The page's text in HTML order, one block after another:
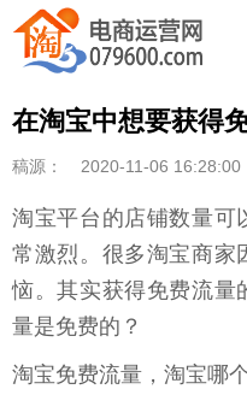
在淘宝中想要获得
稿源： 2020-11-06 16:28:00
淘宝平台的店铺数量可
常激烈。很多淘宝商家
恼。其实获得免费流量
量是免费的？
淘宝免费流量，淘宝哪